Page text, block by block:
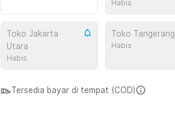
Habis
Toko Jakarta
Utara
Habis
Toko Tangerang
Habis
Tersedia bayar di tempat (COD)